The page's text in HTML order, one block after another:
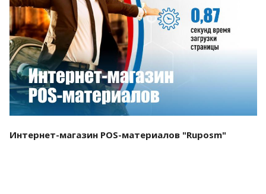
Смотреть проект
Интернет-магазин POS-материалов "Ruposm"